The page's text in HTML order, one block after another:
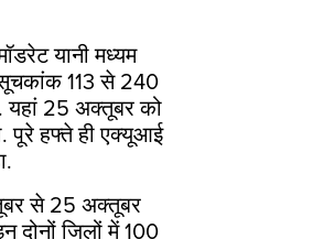
यानी मध्यम
सूचकांक113 से 240
यहां 25 अक्तूबर को
पूरे हफ्ते ही एक्यूआई
से 25 अक्तूबर
दोनों जिलों में100